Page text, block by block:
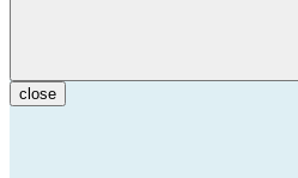
close